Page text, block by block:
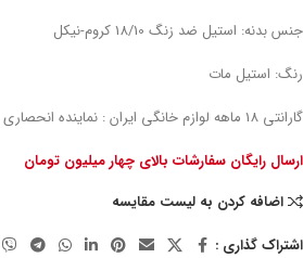
جنس بدنه: استیل ضد زنگ 18/10 کروم-نیکل
رنگ: استیل مات
گارانتی 18 ماهه لوازم خانگی ایران : نماینده انحصاری کرکماز در ایران
ارسال رایگان سفارشات بالای چهار میلیون تومان
اضافه کردن به لیست مقایسه
اشتراک گذاری :